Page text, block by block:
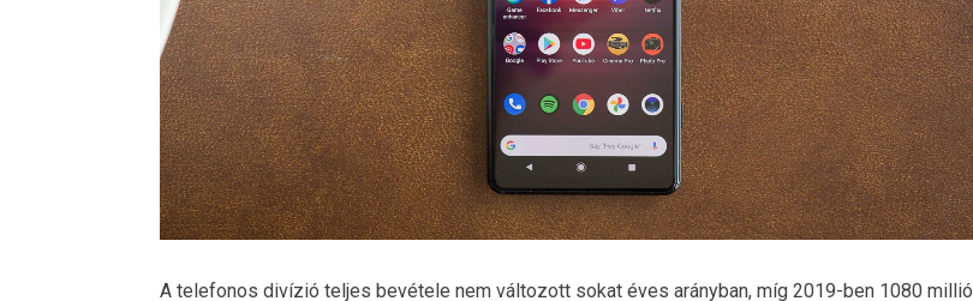
A telefonos divízió teljes bevétele nem változott sokat éves arányban, míg 2019-ben 1080 millió